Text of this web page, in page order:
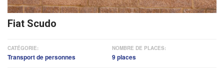
Fiat Scudo
CATÉGORIE:
Transport de personnes
NOMBRE DE PLACES:
9 places